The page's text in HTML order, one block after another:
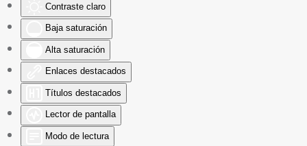
Contraste claro
Baja saturación
Alta saturación
Enlaces destacados
Títulos destacados
Lector de pantalla
Modo de lectura